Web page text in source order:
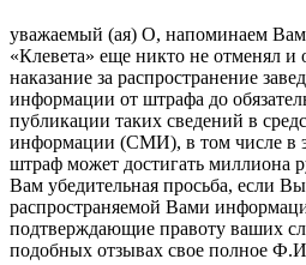
уважаемый (ая) О, напоминаем
«Клевета» еще никто не отменял и
наказание за распространение
информации от штрафа до
публикации таких сведений в
информации (СМИ), в том числе в
штраф может достигать миллиона
Вам убедительная просьба, если
распространяемой Вами
подтверждающие правоту ваших
подобных отзывах свое полное